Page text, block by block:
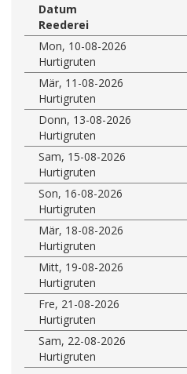
Datum
Reederei
Mon, 10-08-2026
Hurtigruten
Mär, 11-08-2026
Hurtigruten
Donn, 13-08-2026
Hurtigruten
Sam, 15-08-2026
Hurtigruten
Son, 16-08-2026
Hurtigruten
Mär, 18-08-2026
Hurtigruten
Mitt, 19-08-2026
Hurtigruten
Fre, 21-08-2026
Hurtigruten
Sam, 22-08-2026
Hurtigruten